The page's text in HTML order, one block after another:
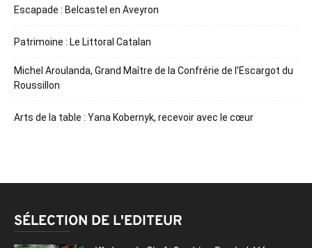
Escapade : Belcastel en Aveyron
Patrimoine : Le Littoral Catalan
Michel Aroulanda, Grand Maître de la Confrérie de l’Escargot du
Roussillon
Arts de la table : Yana Kobernyk, recevoir avec le cœur
SÉLECTION DE L'EDITEUR